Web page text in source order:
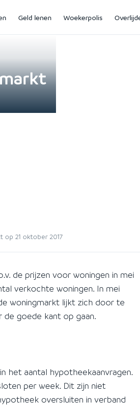
Geld lenen Woekerpolis
op 21 oktober 2017
de prijzen voor woningen in mei
verkochte woningen. In mei
woningmarkt lijkt zich door te
goede kant op gaan.
het aantal hypotheekaanvragen.
per week. Dit zijn niet
oversluiten in verband